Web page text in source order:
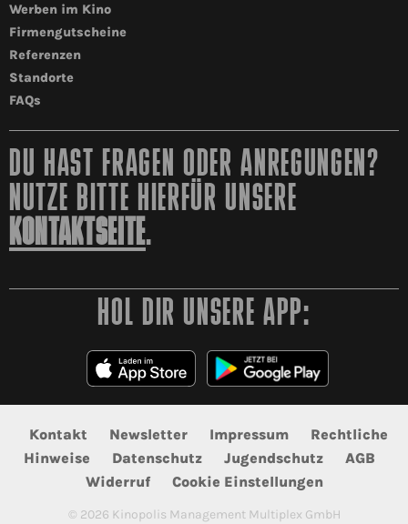
Werben im Kino
Firmengutscheine
Referenzen
Standorte
FAQs
DU HAST FRAGEN ODER ANREGUNGEN?
NUTZE BITTE HIERFÜR UNSERE
KONTAKTSEITE.
HOL DIR UNSERE APP:
Kontakt Newsletter Impressum
Rechtliche
Hinweise
Datenschutz Jugendschutz
AGB
Widerruf
Cookie Einstellungen
© 2026 Kinopolis Management Multiplex GmbH